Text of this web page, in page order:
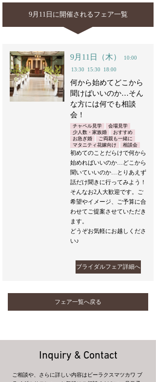
9月11日に開催されるフェア一覧
9月11日（木）
10:00
13:30
15:30 18:00
何から始めてどこから
聞けばいいのか…そん
な方には何でも相談
会！
チャペル見学
会場見学
少人数・家族婚
おすすめ
お急ぎ婚
ご両親も一緒に
マタニティ花嫁向け
相談会
初めてのことだらけで何から
始めればいいのか…どこから
聞いていいのか…とりあえず
話だけ聞きに行ってみよう！
そんなお2人大歓迎です。ご
希望やイメージ、ご予算に合
わせてご提案させていただき
ます。
どうぞお気軽にお越しくださ
い♪
ブライダルフェア詳細へ
フェア一覧へ戻る
Inquiry & Contact
ご相談や、さらに詳しい内容はビーラクスマツカワ ブ